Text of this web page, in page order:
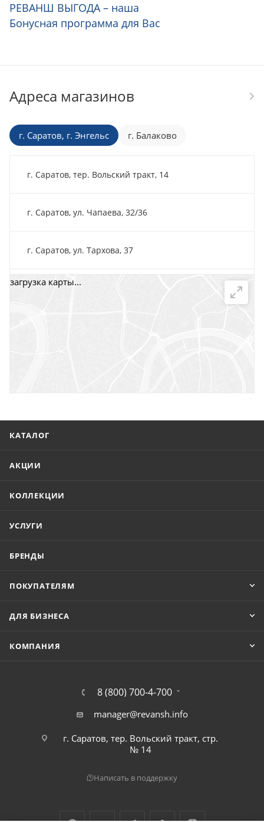
РЕВАНШ ВЫГОДА – наша
Бонусная программа для Вас
Адреса магазинов
г. Саратов, г. Энгельс г. Балаково
г. Саратов, тер. Вольский тракт, 14
г. Саратов, ул. Чапаева, 32/36
г. Саратов, ул. Тархова, 37
г. Саратов, пр-т. 50 лет Октября, 118Д, помещ. 15
загрузка карты...
КАТАЛОГ
АКЦИИ
КОЛЛЕКЦИИ
УСЛУГИ
БРЕНДЫ
ПОКУПАТЕЛЯМ
ДЛЯ БИЗНЕСА
КОМПАНИЯ
8 (800) 700-4-700
manager@revansh.info
г. Саратов, тер. Вольский тракт, стр.
№ 14
Написать в поддержку